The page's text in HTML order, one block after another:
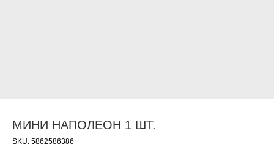
МИНИ НАПОЛЕОН 1 ШТ.
SKU: 5862586386